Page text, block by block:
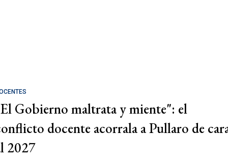
Gobierno maltrata y miente": el
docente acorrala a Pullaro de
2027